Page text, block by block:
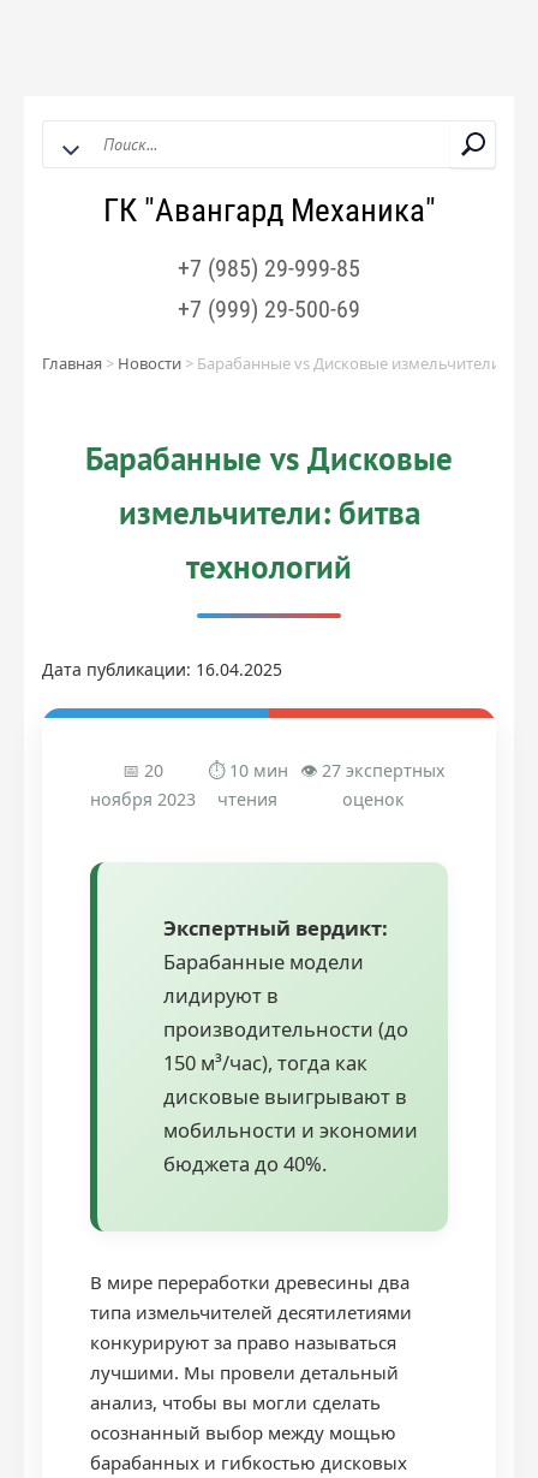
ГК "Авангард Механика"
+7 (985) 29-999-85
+7 (999) 29-500-69
Главная > Новости > Барабанные vs Дисковые измельчители:
Барабанные vs Дисковые
измельчители: битва
технологий
Дата публикации: 16.04.2025
📅 20
ноября 2023
⏱ 10 мин
чтения
👁 27 экспертных
оценок
Экспертный вердикт:
Барабанные модели
лидируют в
производительности (до
150 м³/час), тогда как
дисковые выигрывают в
мобильности и экономии
бюджета до 40%.
В мире переработки древесины два
типа измельчителей десятилетиями
конкурируют за право называться
лучшими. Мы провели детальный
анализ, чтобы вы могли сделать
осознанный выбор между мощью
барабанных и гибкостью дисковых